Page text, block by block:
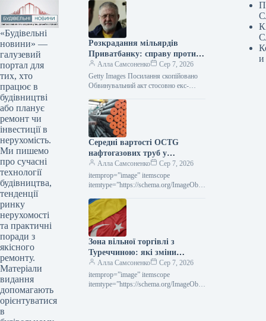
«Будівельні
новини» —
галузевий
портал для
тих, хто
працює в
будівництві
або планує
ремонт чи
інвестиції в
нерухомість.
Ми пишемо
про сучасні
технології
будівництва,
тенденції
ринку
нерухомості
та практичні
поради з
якісного
ремонту.
Матеріали
видання
допомагають
орієнтуватися
в
Розкрадання мільярдів
Приватбанку: справу проти
Коломойського передано до
суду
Алла Самсоненко
Сер 7, 2026
Getty Images Посилання скопійовано
Обвинувальний акт стосовно екс-
Приватбанку Ігоря Коломойського та
колишніх співробітників банку, яких
підозрюють у…
Середні вартості OCTG
нафтогазових труб у
Сполучених Штатах у липні
залишалися незмінними,
досягнувши позначки $2563 за
Алла Самсоненко
Сер 7, 2026
itemprop=”image” itemscope
itemtype=”https://schema.org/ImageObje
Глобальний ринок ціни на прокат
Роздрукувати 297 06 Серпня 2026
Середні ціни на нафтогазові труби…
Зона вільної торгівлі з
Туреччиною: які зміни
чекають на українське
металоведення
Алла Самсоненко
Сер 7, 2026
itemprop=”image” itemscope
itemtype=”https://schema.org/ImageObje
и